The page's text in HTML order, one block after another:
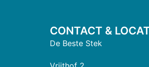
CONTACT &
De Beste Stek